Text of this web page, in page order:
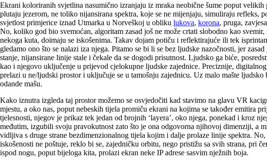
Ekrani koloriranih svjetlina nasumično izranjaju iz mraka neobične šume poput
plutaju jezerom, ne toliko nijansirana spektra, koje se ne mijenjaju, simuliraju refleks,
svjetlost primjerice iznad Utmarka u Norveškoj u obliku lukova, korona, pruga,
No, koliko god bio svemoćan, algoritam zasad još ne može crtati slobodno kao
nekoga kuta, doimaju se iskošenima. Takav dojam potiču i reflektirajuće ili tek
gledamo ono što se nalazi iza njega. Pitamo se bi li se bez ljudske nazočnosti, jer
stanje, nijansirane linije stale i čekale da se dogodi prisutnost. Ljudsko ga biće,
kao i njegovo uključenje u prijevod cjelokupne ljudske zajednice. Preciznije,
prelazi u ne/ljudski prostor i uključuje se u tamošnju zajednicu. Uz malo mašte
odande mašu.
Kako iznutra izgleda taj prostor možemo se osvjedočiti kad stavimo na glavu VR
mjestu, a oko nas, poput nebeskih tijela promiču ekrani na kojima se također emitira
tjelesnosti, njegov je prikaz tek jedan od brojnih ‘layera’, oko njega, ponekad i kroz
međutim, izgubili svoju pravokutnost zato što je ona odgovorna njihovoj dimenziji, a
vidljiva s druge strane bezdimenzionalnog tijela kojim i dalje prolaze linije spektra.
iskošenosti ne poštuje, reklo bi se, zajedničku orbitu, nego pristižu sa svih strana, pri
ispod nogu, poput bijeloga kita, prolazi ekran neke IP adrese sasvim nježnih boja.